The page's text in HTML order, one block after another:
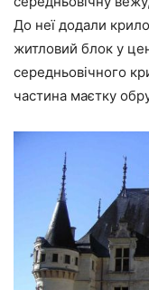
До неї додали
житловий блок у
середньовічного
частина маєтку